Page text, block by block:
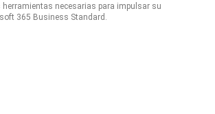
herramientas necesarias para impulsar su
365 Business Standard.